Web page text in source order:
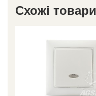
Схожі товари